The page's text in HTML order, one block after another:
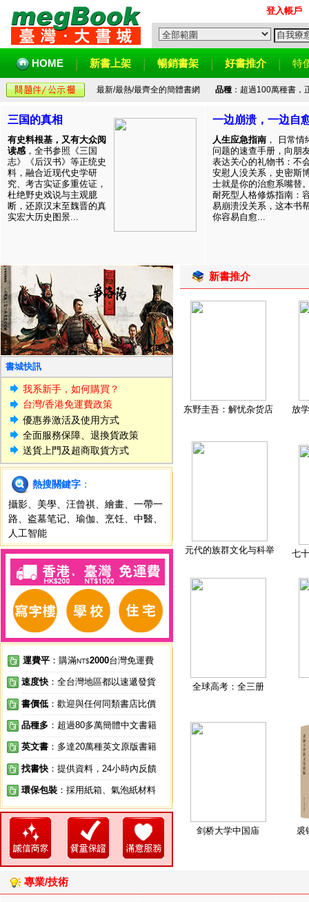
登入帳戶
HOME 新書上架 暢銷書架 好書推介 特
最新/最熱/最齊全的簡體書網 品種：超過100萬種書，
三国的真相
有史料根基，又有大众阅
读感 ，全书参照《三国
志》《后汉书》等正统史
料，融合近现代史学研
究、考古实证多重佐证，
杜绝野史戏说与主观臆
断，还原汉末至魏晋的真
实宏大历史图景...
一边崩溃，一边自
人生应急指南 ， 日常情
问题的速查手册，向朋
表达关心的礼物书：不
安慰人没关系，史密斯
士就是你的治愈系嘴替
耐死型人格修炼指南：
易崩溃没关系，这本书
你容易自愈...
書城快訊
我系新手，如何購買？
台灣/香港免運費政策
優惠券激活及使用方式
全面服務保障、退換貨政策
送貨上門及超商取貨方式
熱搜關鍵字 ：
攝影
美學 汪曾祺 繪畫
一帶一
路
盗墓笔记 瑜伽 烹饪 中醫
人工智能
運費平 ：購滿NT$2000台灣免運費
速度快 ：全台灣地區都以速遞發貨
書價低 ：歡迎與任何同類書店比價
品種多 ：超過80多萬簡體中文書籍
英文書 ：多達20萬種英文原版書籍
找書快 ：提供資料，24小時內反饋
環保包裝 ：採用紙箱、氣泡紙材料
新書推介
东野圭吾：解忧杂货店 放
元代的族群文化与科举 七
全球高考：全三册
剑桥大学中国庙 裘
專業/技術